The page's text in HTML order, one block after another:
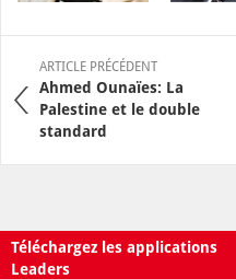
ARTICLE PRÉCÉDENT
Ahmed Ounaïes: La
Palestine et le double
standard
Téléchargez les applications
Leaders